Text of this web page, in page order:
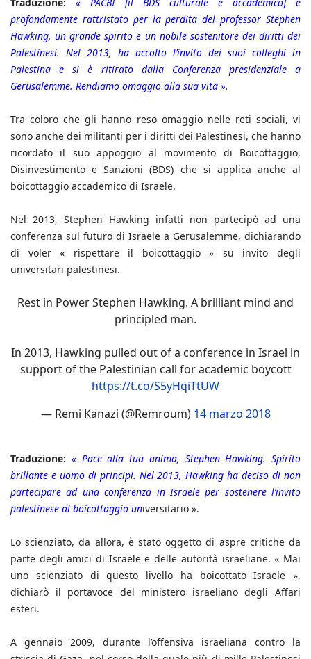
profondamente rattristato per la perdita del professor Stephen
Hawking, un grande spirito e un nobile sostenitore dei diritti dei
Palestinesi. Nel 2013, ha accolto l’invito dei suoi colleghi in
Palestina e si è ritirato dalla Conferenza presidenziale a
Gerusalemme. Rendiamo omaggio alla sua vita ».
Tra coloro che gli hanno reso omaggio nelle reti sociali, vi
sono anche dei militanti per i diritti dei Palestinesi, che hanno
ricordato il suo appoggio al movimento di Boicottaggio,
Disinvestimento e Sanzioni (BDS) che si applica anche al
boicottaggio accademico di Israele.
Nel 2013, Stephen Hawking infatti non partecipò ad una
conferenza sul futuro di Israele a Gerusalemme, dichiarando
di voler « rispettare il boicottaggio » su invito degli
universitari palestinesi.
Rest in Power Stephen Hawking. A brilliant mind and
principled man.
In 2013, Hawking pulled out of a conference in Israel in
support of the Palestinian call for academic boycott
https://t.co/S5yHqiTtUW
— Remi Kanazi (@Remroum) 14 marzo 2018
Traduzione: « Pace alla tua anima, Stephen Hawking. Spirito
brillante e uomo di principi. Nel 2013, Hawking ha deciso di non
partecipare ad una conferenza in Israele per sostenere l’invito
palestinese al boicottaggio universitario ».
Lo scienziato, da allora, è stato oggetto di aspre critiche da
parte degli amici di Israele e delle autorità israeliane. « Mai
uno scienziato di questo livello ha boicottato Israele »,
dichiarò il portavoce del ministero israeliano degli Affari
esteri.
A gennaio 2009, durante l’offensiva israeliana contro la